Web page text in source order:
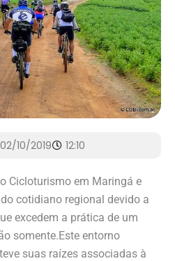
02/10/2019 12:10
Cicloturismo em Maringá e
cotidiano regional devido a
excedem a prática de um
somente.Este entorno
suas raízes associadas à